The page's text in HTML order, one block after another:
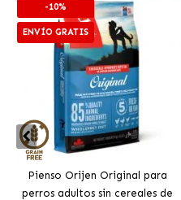
-10%
ENVÍO GRATIS
Pienso Orijen Original para
perros adultos sin cereales de